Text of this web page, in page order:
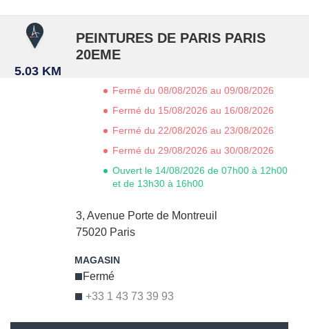
5.03 KM
PEINTURES DE PARIS PARIS
20EME
3, Avenue Porte de Montreuil
75020 Paris
+33 1 43 73 39 93
Fermé
Fermé du 08/08/2026 au 09/08/2026
Fermé du 15/08/2026 au 16/08/2026
Fermé du 22/08/2026 au 23/08/2026
Fermé du 29/08/2026 au 30/08/2026
Ouvert le 14/08/2026 de 07h00 à 12h00
et de 13h30 à 16h00